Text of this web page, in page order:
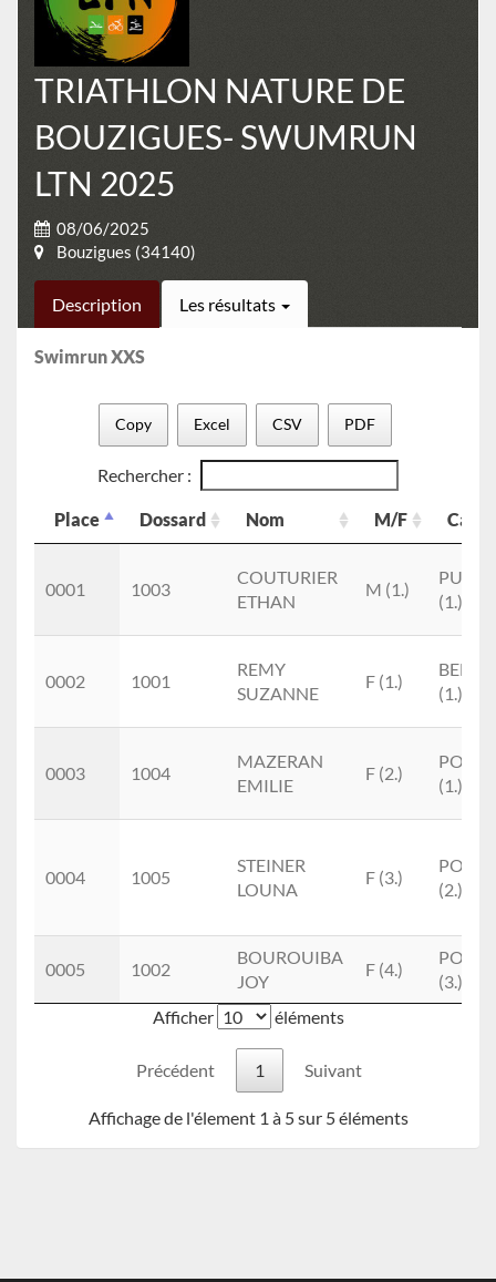
TRIATHLON NATURE DE
BOUZIGUES- SWUMRUN
LTN 2025
08/06/2025
Bouzigues (34140)
Description Les résultats
Swimrun XXS
Copy Excel CSV PDF
Rechercher :
Place Dossard Nom M/F
Cat.
0001
1003
COUTURIER
ETHAN
M (1.)
PUM
(1.)
0002 1001
REMY
SUZANNE
F (1.)
BEF
(1.)
0003 1004
MAZERAN
EMILIE
F (2.)
POF
(1.)
0004 1005
STEINER
LOUNA
F (3.)
POF
(2.)
0005 1002
BOUROUIBA
JOY
F (4.)
POF
(3.)
Afficher
éléments
Précédent 1 Suivant
Affichage de l'élement 1 à 5 sur 5 éléments